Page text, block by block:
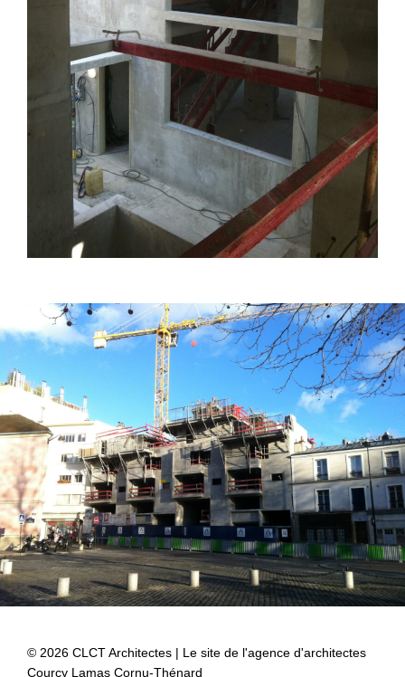
© 2026 CLCT Architectes | Le site de l'agence d'architectes
Courcy Lamas Cornu-Thénard